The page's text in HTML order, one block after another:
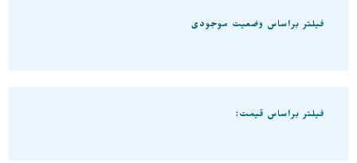
فیلتر براساس وضعیت موجودی
فیلتر براساس قیمت: